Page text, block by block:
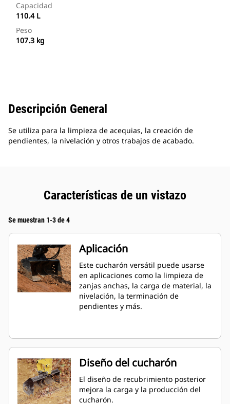
Capacidad
110.4 L
Peso
107.3 kg
Descripción General
Se utiliza para la limpieza de acequias, la creación de
pendientes, la nivelación y otros trabajos de acabado.
Características de un vistazo
Se muestran 1-3 de 4
Aplicación
Este cucharón versátil puede usarse
en aplicaciones como la limpieza de
zanjas anchas, la carga de material, la
nivelación, la terminación de
pendientes y más.
Diseño del cucharón
El diseño de recubrimiento posterior
mejora la carga y la producción del
cucharón.